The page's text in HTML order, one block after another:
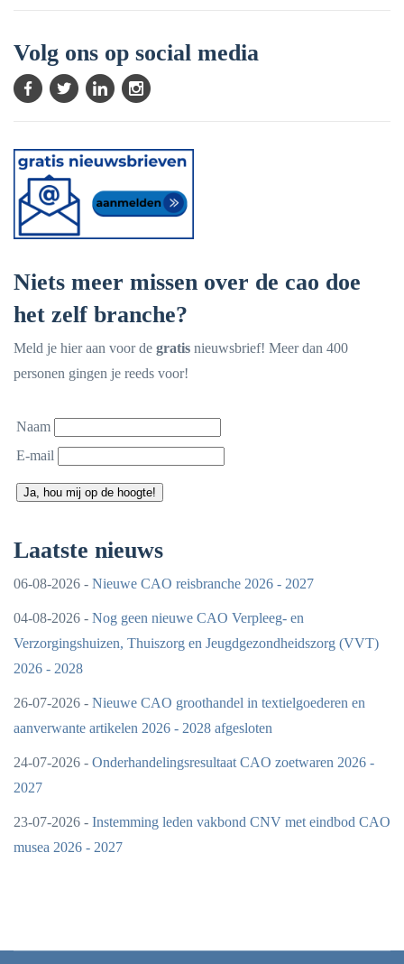
Volg ons op social media
Niets meer missen over de cao doe
het zelf branche?
Meld je hier aan voor de gratis nieuwsbrief! Meer dan 400
personen gingen je reeds voor!
Naam
E-mail
Ja, hou mij op de hoogte!
Laatste nieuws
06-08-2026 - Nieuwe CAO reisbranche 2026 - 2027
04-08-2026 - Nog geen nieuwe CAO Verpleeg- en
Verzorgingshuizen, Thuiszorg en Jeugdgezondheidszorg (VVT)
2026 - 2028
26-07-2026 - Nieuwe CAO groothandel in textielgoederen en
aanverwante artikelen 2026 - 2028 afgesloten
24-07-2026 - Onderhandelingsresultaat CAO zoetwaren 2026 -
2027
23-07-2026 - Instemming leden vakbond CNV met eindbod CAO
musea 2026 - 2027